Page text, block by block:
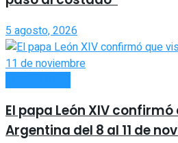
5 agosto, 2026
El papa León XIV
Argentina del 8 al 11 de